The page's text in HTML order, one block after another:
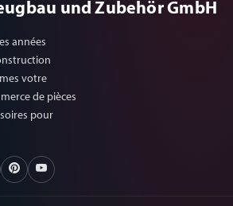
und Zubehör GmbH
années
votre
de pièces
pour